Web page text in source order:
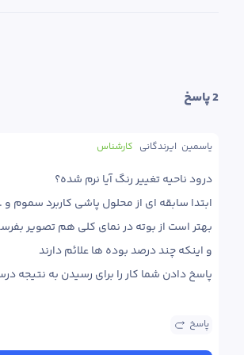
2 پاسخ
کارشناس یاسمین  ایرندگانی
پاسخ دادن شما کار را برای رسیدن به نتیجه
پاسخ